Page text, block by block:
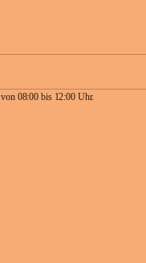
08:00 bis 12:00 Uhr.